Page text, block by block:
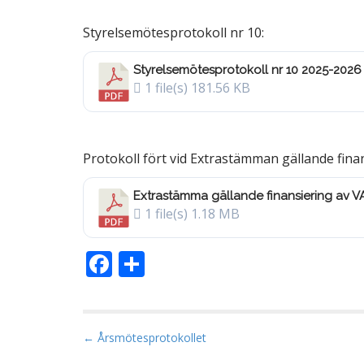
M
a
Styrelsemötesprotokoll nr 10:
Styrelsemötesprotokoll nr 10 2025-2026
1 file(s) 181.56 KB
Protokoll fört vid Extrastämman gällande
Extrastämma gällande finansiering av
1 file(s) 1.18 MB
F
b
P
← Årsmötesprotokollet